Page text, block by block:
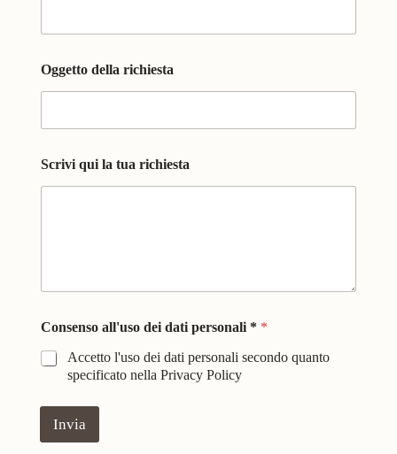
Oggetto della richiesta
Scrivi qui la tua richiesta
o
n
s
Consenso all'uso dei dati personali * *
Accetto l'uso dei dati personali secondo quanto
specificato nella Privacy Policy
Invia